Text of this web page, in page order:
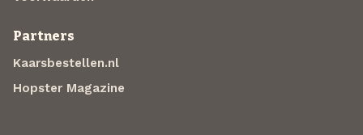
Partners
Kaarsbestellen.nl
Hopster Magazine